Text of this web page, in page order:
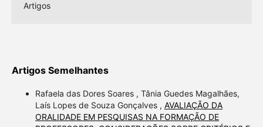
Artigos
Artigos Semelhantes
Rafaela das Dores Soares , Tânia Guedes Magalhães,
Laís Lopes de Souza Gonçalves , AVALIAÇÃO DA
ORALIDADE EM PESQUISAS NA FORMAÇÃO DE